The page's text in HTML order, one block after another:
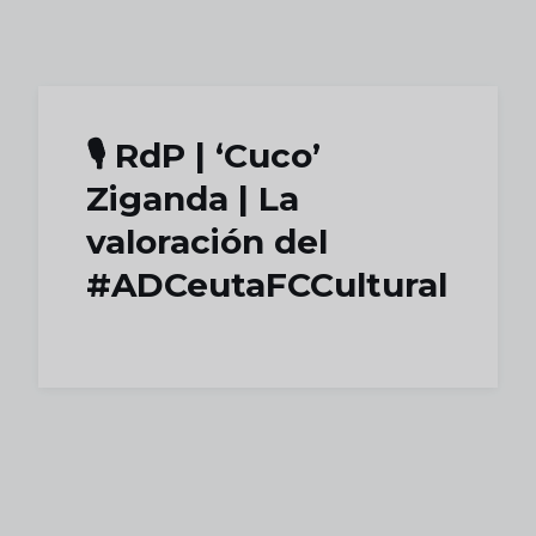
🎙️ RdP | ‘Cuco’
Ziganda | La
valoración del
#ADCeutaFCCultural